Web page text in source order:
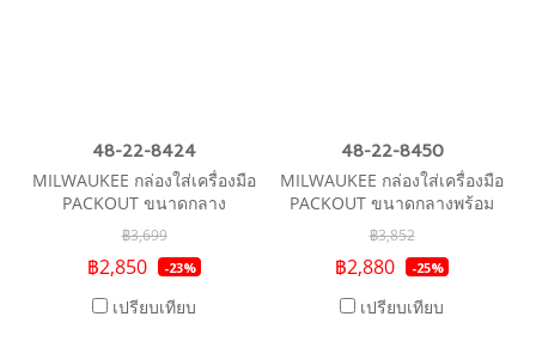
48-22-8424
MILWAUKEE กล่องใส่เครื่องมือ
PACKOUT ขนาดกลาง
฿3,699
฿2,850 -23%
เปรียบเทียบ
48-22-8450
MILWAUKEE กล่องใส่เครื่องมือ
PACKOUT ขนาดกลางพร้อม
โฟมตัด
฿3,852
฿2,880 -25%
เปรียบเทียบ